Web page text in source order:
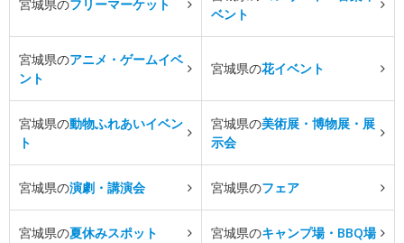
宮城県のフリーマーケット
ベント
宮城県のアニメ・ゲームイベ
ント
宮城県の花イベント
宮城県の動物ふれあいイベン
ト
宮城県の美術展・博物展・展
示会
宮城県の演劇・講演会 宮城県のフェア
宮城県の夏休みスポット 宮城県のキャンプ場・BBQ場